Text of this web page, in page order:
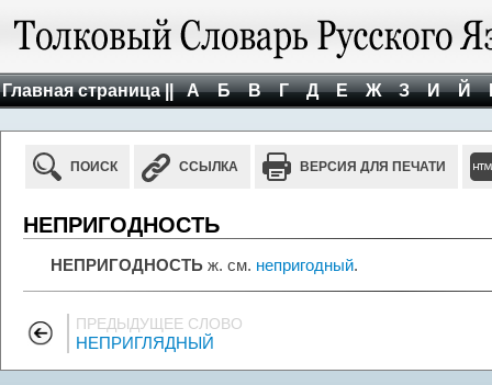
Главная страница || А Б В Г Д Е Ж З И Й
ПОИСК ССЫЛКА ВЕРСИЯ ДЛЯ ПЕЧАТИ
НЕПРИГОДНОСТЬ
НЕПРИГОДНОСТЬ ж. см. непригодный.
ПРЕДЫДУЩЕЕ СЛОВО
НЕПРИГЛЯДНЫЙ